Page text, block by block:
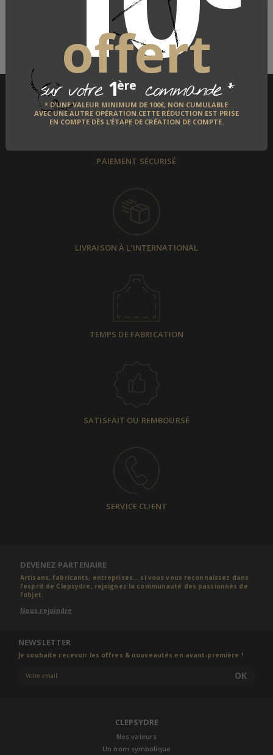
offert
sur votre 1ère commande*
* D’UNE VALEUR MINIMUM DE 100€, NON CUMULABLE
AVEC UNE AUTRE OPÉRATION.CETTE RÉDUCTION EST PRISE
EN COMPTE DÈS L’ÉTAPE DE CRÉATION DE COMPTE.
PAIEMENT SÉCURISÉ
LIVRAISON À L'INTERNATIONAL
TEMPS DE FABRICATION
SATISFAIT OU REMBOURSÉ
SERVICE CLIENT
DEVENEZ PARTENAIRE
Artisans, fabricants, entreprises... si vous vous reconnaissez dans
l’esprit de Clepsydre, rejoignez la communauté des passionnés de
l’objet.
Nous rejoindre
NEWSLETTER
Je souhaite recevoir les offres & nouveautés en avant-première !
OK
CLEPSYDRE
Nos valeurs
Un nom symbolique